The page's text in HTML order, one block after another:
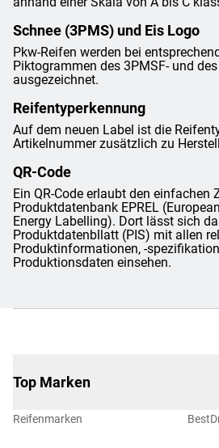
Schnee (3PMS) und Eis Logo
Pkw-Reifen werden bei
Piktogrammen des 3PMSF- und
ausgezeichnet.
Reifentyperkennung
Auf dem neuen Label ist die
Artikelnummer zusätzlich zu
QR-Code
Ein QR-Code erlaubt den einfachen
Produktdatenbank EPREL
Energy Labelling). Dort lässt sich
Produktdatenbllatt (PIS) mit allen
Produktinformationen, -
Produktionsdaten einsehen.
Top Marken
Reifenmarken